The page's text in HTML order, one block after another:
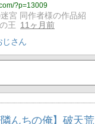
?p=13009
宮 同作者様の作品紹
王
11ヶ月前
じさん
んちの俺】破天荒